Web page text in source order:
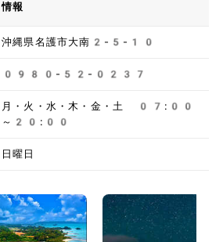
情報
沖縄県名護市大南2-5-10
0980-52-0237
月・火・水・木・金・土 07:00
～20:00
日曜日